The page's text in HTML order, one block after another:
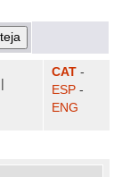
CAT -
ESP -
ENG